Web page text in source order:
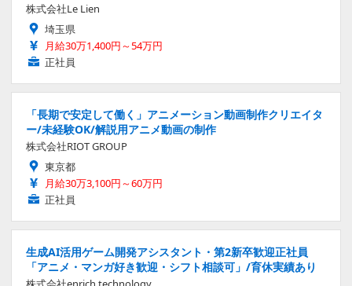
株式会社Le Lien
埼玉県
月給30万1,400円～54万円
正社員
「長期で安定して働く」アニメーション動画制作クリエイタ
ー/未経験OK/解説用アニメ動画の制作
株式会社RIOT GROUP
東京都
月給30万3,100円～60万円
正社員
生成AI活用ゲーム開発アシスタント・第2新卒歓迎正社員
「アニメ・マンガ好き歓迎・シフト相談可」/育休実績あり